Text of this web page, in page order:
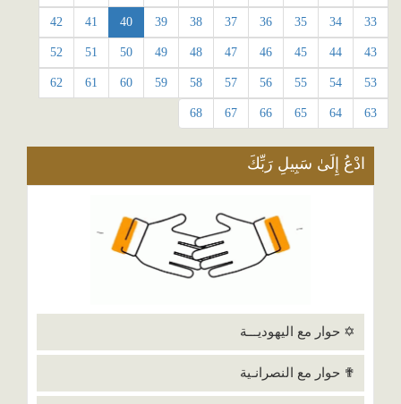
33
34
35
36
37
38
39
40
41
42
43
44
45
46
47
48
49
50
51
52
53
54
55
56
57
58
59
60
61
62
63
64
65
66
67
68
ادْعُ إِلَىٰ سَبِيلِ رَبِّكَ
✡ حوار مع اليهوديـــة
✟ حوار مع النصرانـية